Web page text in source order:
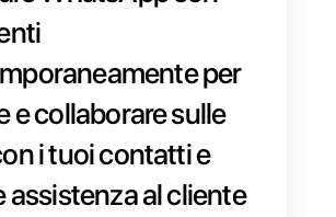
come è possibile
WhatsApp con